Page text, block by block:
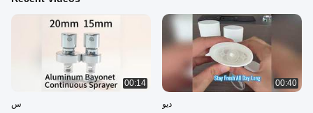
00:40
ديو
00:14
س